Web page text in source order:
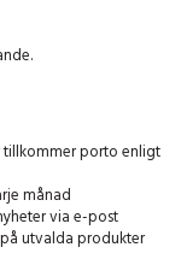
tillkommer porto enligt
månad
via e-post
utvalda produkter